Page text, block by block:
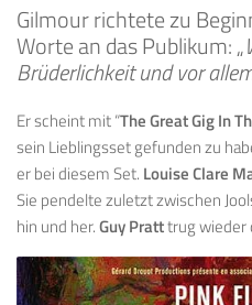
Gilmour richtete zu
Worte an das Publikum: „
Brüderlichkeit und vor
Er scheint mit “The Great Gig In
sein Lieblingsset gefunden zu
er bei diesem Set. Louise Clare
Sie pendelte zuletzt zwischen
hin und her.Guy Pratttrug wieder